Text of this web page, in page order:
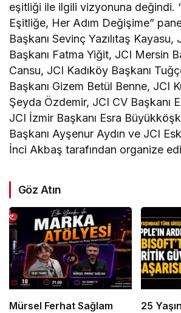
eşitliği ile ilgili vizyonuna değindi.
Eşitliğe, Her Adım Değişime”
Başkanı Sevinç Yazılıtaş
Başkanı Fatma Yiğit, JCI Mersin
Cansu, JCI Kadıköy Başkanı
Başkanı Gizem Betül Benne, JCI
Şeyda Özdemir, JCI CV Başkanı
JCI İzmir Başkanı Esra
Başkanı Ayşenur Aydın ve JCI
İnci Akbaş tarafından organize
Göz Atın
Mürsel Ferhat Sağlam
25